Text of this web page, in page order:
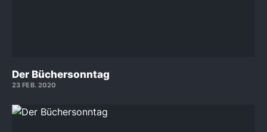
Der Büchersonntag
23 FEB. 2020